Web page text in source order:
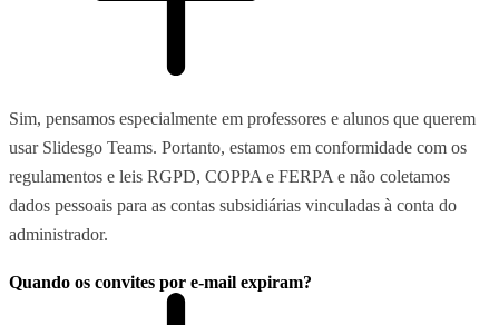
Sim, pensamos especialmente em professores e alunos que querem
usar Slidesgo Teams. Portanto, estamos em conformidade com os
regulamentos e leis RGPD, COPPA e FERPA e não coletamos
dados pessoais para as contas subsidiárias vinculadas à conta do
administrador.
Quando os convites por e-mail expiram?